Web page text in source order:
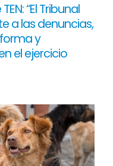
“El Tribunal
a las denuncias,
y
el ejercicio